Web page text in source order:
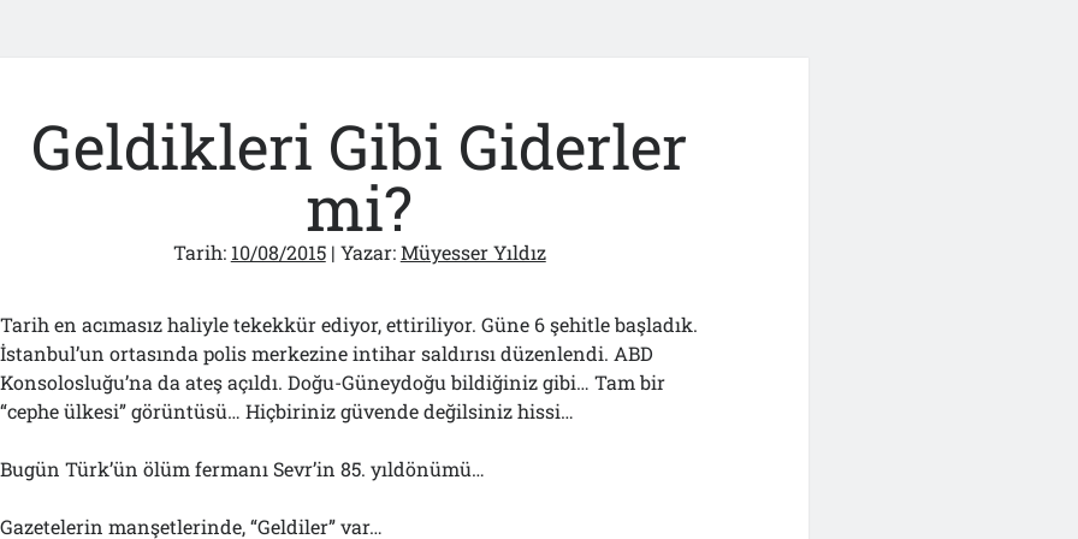
Geldikleri Gibi Giderler
mi?
Tarih: 10/08/2015| Yazar:Müyesser Yıldız
Tarih en acımasız haliyle tekekkür ediyor, ettiriliyor. Güne 6 şehitle başladık.
İstanbul’un ortasında polis merkezine intihar saldırısı düzenlendi. ABD
Konsolosluğu’na da ateş açıldı. Doğu-Güneydoğu bildiğiniz gibi… Tam bir
“cephe ülkesi” görüntüsü… Hiçbiriniz güvende değilsiniz hissi…
Bugün Türk’ün ölüm fermanı Sevr’in 85. yıldönümü…
Gazetelerin manşetlerinde, “Geldiler” var…